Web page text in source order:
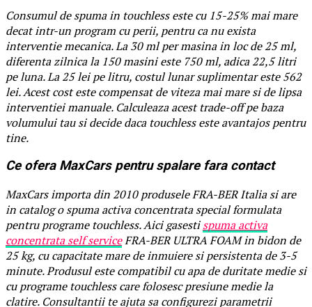
Consumul de spuma in touchless este cu 15-25% mai mare
decat intr-un program cu perii, pentru ca nu exista
interventie mecanica. La 30 ml per masina in loc de 25 ml,
diferenta zilnica la 150 masini este 750 ml, adica 22,5 litri
pe luna. La 25 lei pe litru, costul lunar suplimentar este 562
lei. Acest cost este compensat de viteza mai mare si de lipsa
interventiei manuale. Calculeaza acest trade-off pe baza
volumului tau si decide daca touchless este avantajos pentru
tine.
Ce ofera MaxCars pentru spalare fara contact
MaxCars importa din 2010 produsele FRA-BER Italia si are
in catalog o spuma activa concentrata special formulata
pentru programe touchless. Aici gasestispuma activa
concentrata self serviceFRA-BER ULTRA FOAM in bidon de
25 kg, cu capacitate mare de inmuiere si persistenta de 3-5
minute. Produsul este compatibil cu apa de duritate medie si
cu programe touchless care folosesc presiune medie la
clatire. Consultantii te ajuta sa configurezi parametrii